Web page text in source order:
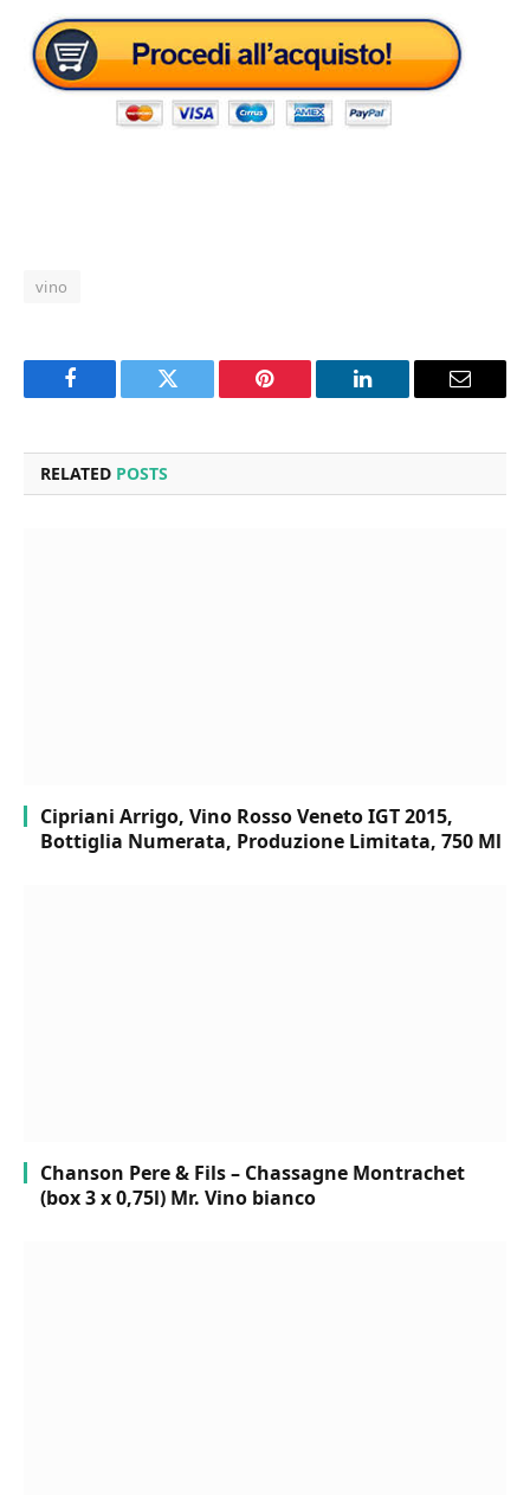
vino
Facebook Twitter Pinterest LinkedIn Email
RELATED POSTS
Cipriani Arrigo, Vino Rosso Veneto IGT 2015,
Bottiglia Numerata, Produzione Limitata, 750 Ml
Chanson Pere & Fils – Chassagne Montrachet
(box 3 x 0,75l) Mr. Vino bianco